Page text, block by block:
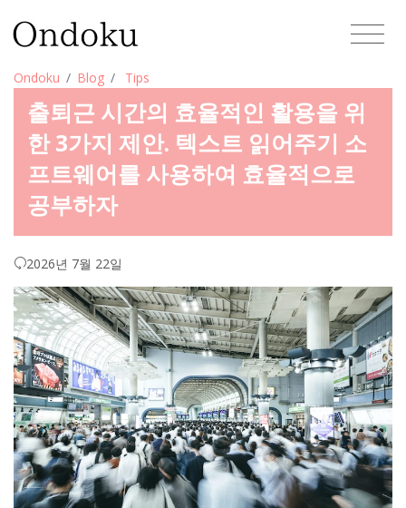
Ondoku Blog Tips
출퇴근 시간의 효율적인 활용을 위
한 3가지 제안. 텍스트 읽어주기 소
프트웨어를 사용하여 효율적으로
공부하자
2026년 7월 22일